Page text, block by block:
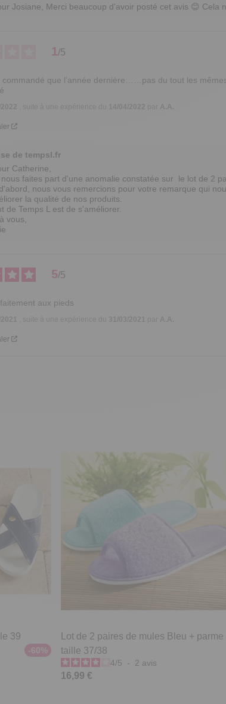
Josiane, Merci beaucoup d'avoir posté cet avis 😊 Cela
1/5
commandé que l’année dernière……pas du tout les
14/04/2022 par A.A.
detempsl.fr
Catherine,
nous faites part d'une anomalie constatée sur  le lot de 2
nous vous remercions pour votre remarque qui
la qualité de nos produits.
de Temps L est de s'améliorer.
vous,
5/5
aux pieds
39
-60%
Lot de 2 paires de mules Bleu + parme
taille 37/38
4/5 - 2 avis
16,99 €